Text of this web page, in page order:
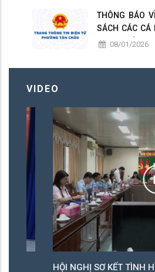
THÔNG BÁO
SÁCH CÁC CÁ
DANH HIỆU "
LẦN THỨ 17
08/01/2026
VIDEO
HỘI NGHỊ SƠ KẾT TÌNH HÌNH,